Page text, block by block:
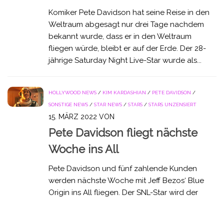
Komiker Pete Davidson hat seine Reise in den
Weltraum abgesagt nur drei Tage nachdem
bekannt wurde, dass er in den Weltraum
fliegen würde, bleibt er auf der Erde. Der 28-
jährige Saturday Night Live-Star wurde als...
HOLLYWOOD NEWS / KIM KARDASHIAN / PETE DAVIDSON /
SONSTIGE NEWS / STAR NEWS / STARS / STARS UNZENSIERT
15. MÄRZ 2022 VON
Pete Davidson fliegt nächste
Woche ins All
Pete Davidson und fünf zahlende Kunden
werden nächste Woche mit Jeff Bezos‘ Blue
Origin ins All fliegen. Der SNL-Star wird der